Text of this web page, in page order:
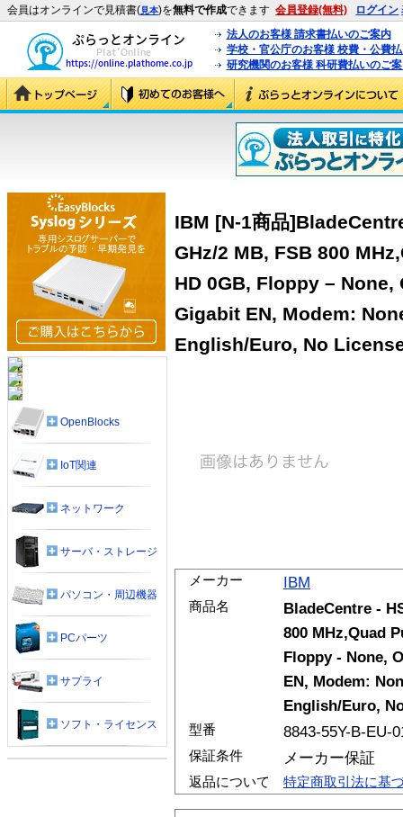
会員はオンラインで見積書(見本)を無料で作成できます 会員登録(無料) ログイン
法人のお客様 請求書払いのご案内
学校・官公庁のお客様 校費・公費
研究機関のお客様 科研費払いのご
IBM [N-1商品
GHz/2 MB, FSB 800
HD 0GB, Floppy –
Gigabit EN, Modem:
English/Euro, No
メーカー IBM
商品名
BladeCentre -
800 MHz,Quad
Floppy - None,
EN, Modem:
English/Euro,
型番 8843-55Y-B-EU-
保証条件 メーカー保証
返品について 特定商取引法に基
OpenBlocks
IoT関連
ネットワーク
サーバ・ストレージ
パソコン・周辺機器
PCパーツ
サプライ
ソフト・ライセンス